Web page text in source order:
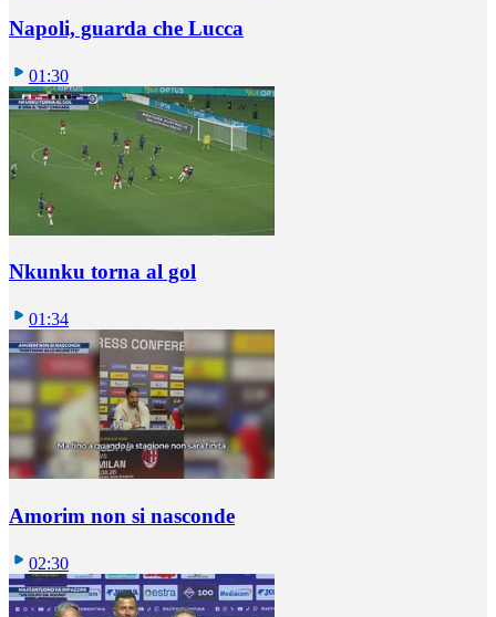
Napoli, guarda che Lucca
01:30
Nkunku torna al gol
01:34
Amorim non si nasconde
02:30